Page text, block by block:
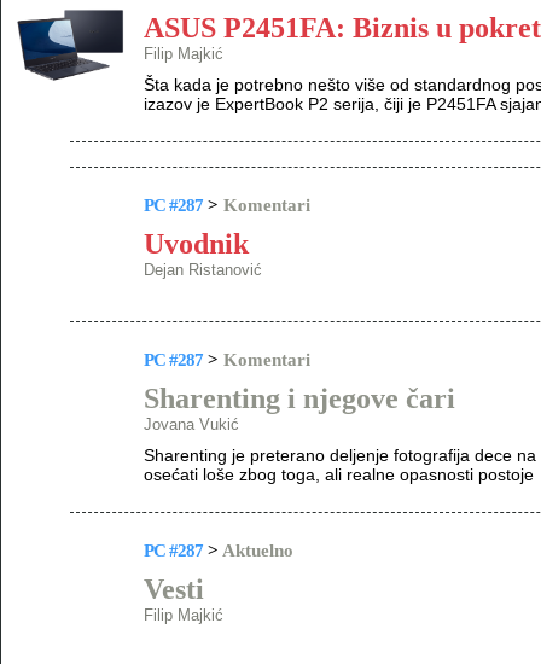
ASUS P2451FA: Biznis u
Filip Majkić
Šta kada je potrebno nešto više od standardnog
izazov je ExpertBook P2 serija, čiji je P2451FA
PC #287 > Komentari
Uvodnik
Dejan Ristanović
PC #287 > Komentari
Sharenting i njegove čari
Jovana Vukić
Sharenting je preterano deljenje fotografija dece
osećati loše zbog toga, ali realne opasnosti postoje
PC #287 > Aktuelno
Vesti
Filip Majkić